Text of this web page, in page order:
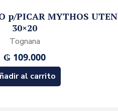
p/PICAR MYTHOS UTEN
30×20
Tognana
₲ 109.000
al carrito